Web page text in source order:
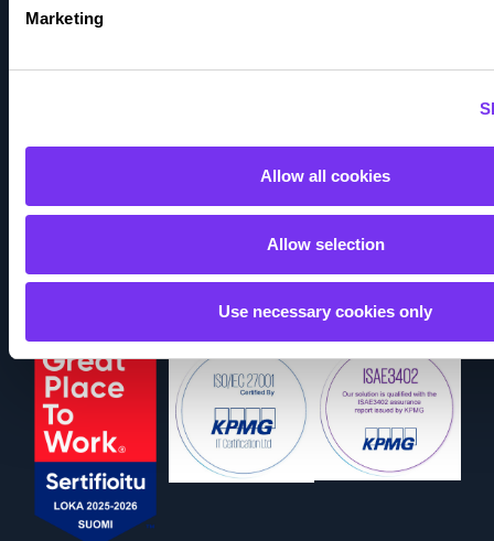
Marketing
Allow all cookies
Allow selection
Use necessary cookies only
Oppaat